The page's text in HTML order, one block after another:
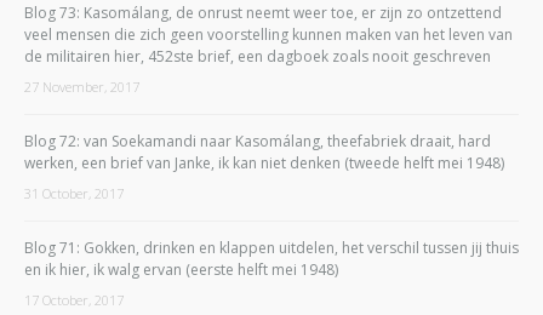
Blog 73: Kasomálang, de onrust neemt weer toe, er zijn zo ontzettend
veel mensen die zich geen voorstelling kunnen maken van het leven van
de militairen hier, 452ste brief, een dagboek zoals nooit geschreven
27 November, 2017
Blog 72: van Soekamandi naar Kasomálang, theefabriek draait, hard
werken, een brief van Janke, ik kan niet denken (tweede helft mei 1948)
31 October, 2017
Blog 71: Gokken, drinken en klappen uitdelen, het verschil tussen jij thuis
en ik hier, ik walg ervan (eerste helft mei 1948)
17 October, 2017